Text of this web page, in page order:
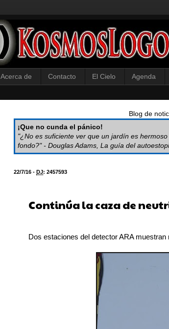
Acerca de Contacto El Cielo Agenda
Blog de
¡Que no cunda el pánico!
"¿No es suficiente ver que un jardín es
fondo?" - Douglas Adams, La guía del
22/7/16 - DJ: 2457593
Continúa la caza de
Dos estaciones del detector ARA muestran